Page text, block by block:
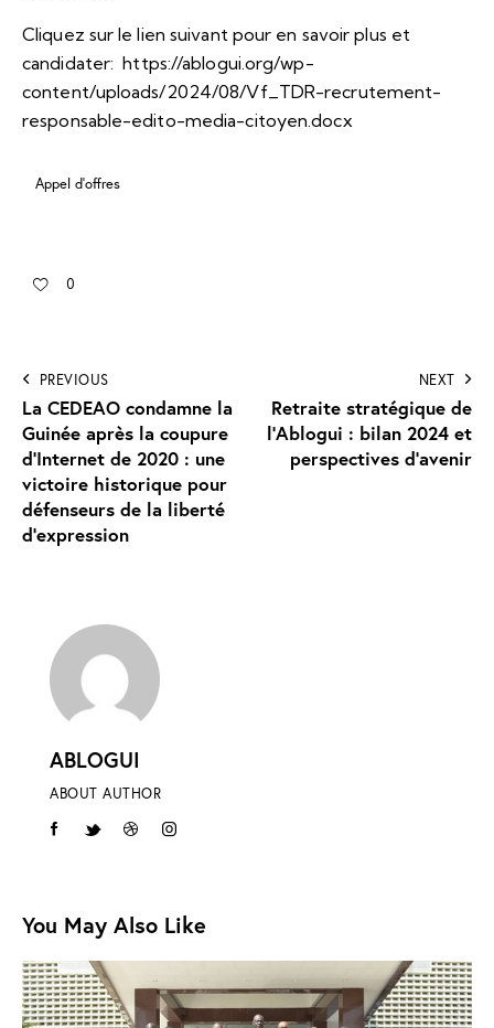
Cliquez sur le lien suivant pour en savoir plus et
candidater: https://ablogui.org/wp-
content/uploads/2024/08/Vf_TDR-recrutement-
responsable-edito-media-citoyen.docx
Appel d'offres
0
PREVIOUS
La CEDEAO condamne la
Guinée après la coupure
d’Internet de 2020 : une
victoire historique pour
défenseurs de la liberté
d’expression
NEXT
Retraite stratégique de
l’Ablogui : bilan 2024 et
perspectives d’avenir
ABLOGUI
ABOUT AUTHOR
You May Also Like